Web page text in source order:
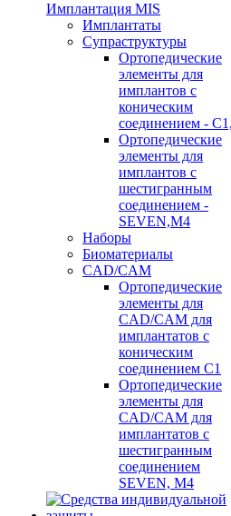
Имплантация MIS
Имплантаты
Супраструктуры
Ортопедические
элементы для
имплантов с
коническим
соединением -
Ортопедические
элементы для
имплантов с
шестигранным
соединением -
SEVEN,M4
Наборы
Биоматериалы
CAD/CAM
Ортопедические
элементы для
CAD/CAM для
имплантатов с
коническим
соединением С1
Ортопедические
элементы для
CAD/CAM для
имплантатов с
шестигранным
соединением
SEVEN, М4